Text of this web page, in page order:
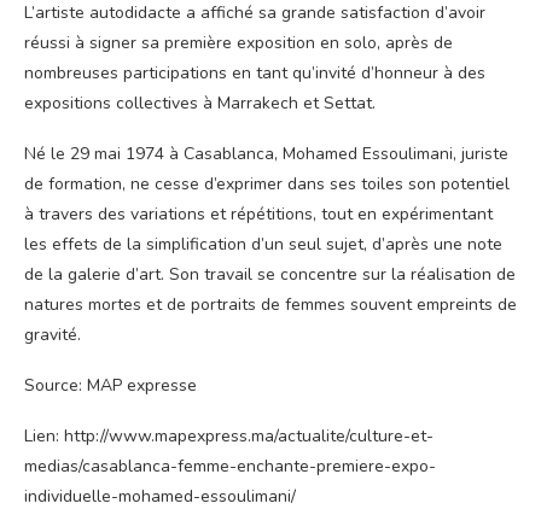
L’artiste autodidacte a affiché sa grande satisfaction d’avoir
réussi à signer sa première exposition en solo, après de
nombreuses participations en tant qu’invité d’honneur à des
expositions collectives à Marrakech et Settat.
Né le 29 mai 1974 à Casablanca, Mohamed Essoulimani, juriste
de formation, ne cesse d’exprimer dans ses toiles son potentiel
à travers des variations et répétitions, tout en expérimentant
les effets de la simplification d’un seul sujet, d’après une note
de la galerie d’art. Son travail se concentre sur la réalisation de
natures mortes et de portraits de femmes souvent empreints de
gravité.
Source: MAP expresse
Lien: http://www.mapexpress.ma/actualite/culture-et-
medias/casablanca-femme-enchante-premiere-expo-
individuelle-mohamed-essoulimani/